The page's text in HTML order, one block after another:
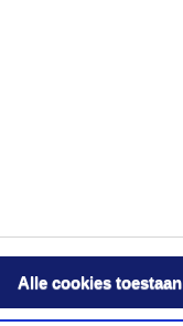
Alle cookies toestaan
de Graaf